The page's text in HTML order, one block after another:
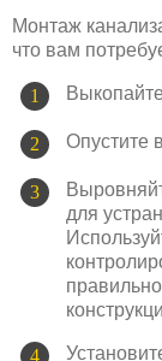
Монтаж
что вам
Опустите
для